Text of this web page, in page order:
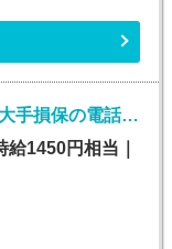
コールセンター・テレオペ（受信）(大手損保の電話取次ぎ｜土日祝休み*契約社員)
1450円相当｜